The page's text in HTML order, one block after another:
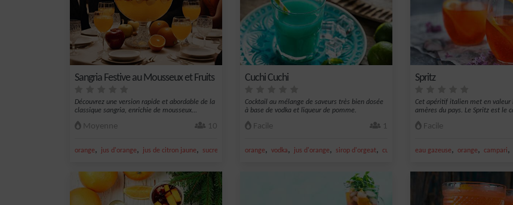
Sangria Festive au Mousseux et Fruits
Découvrez une version rapide et abordable de la
classique sangria, enrichie de mousseux...
Moyenne 10
orange, jus d'orange, jus de citron jaune, sucre limonade
Cuchi Cuchi
Cocktail au mélange de saveurs très bien dosée
à base de vodka et liqueur de pomme.
Facile 1
orange, vodka, jus d'orange, sirop d'orgeat, curaçao bleu
Spritz
Cet apéritif italien met en valeur
amères du pays. Le Spritz est le
Facile
eau gazeuse, orange, campari,